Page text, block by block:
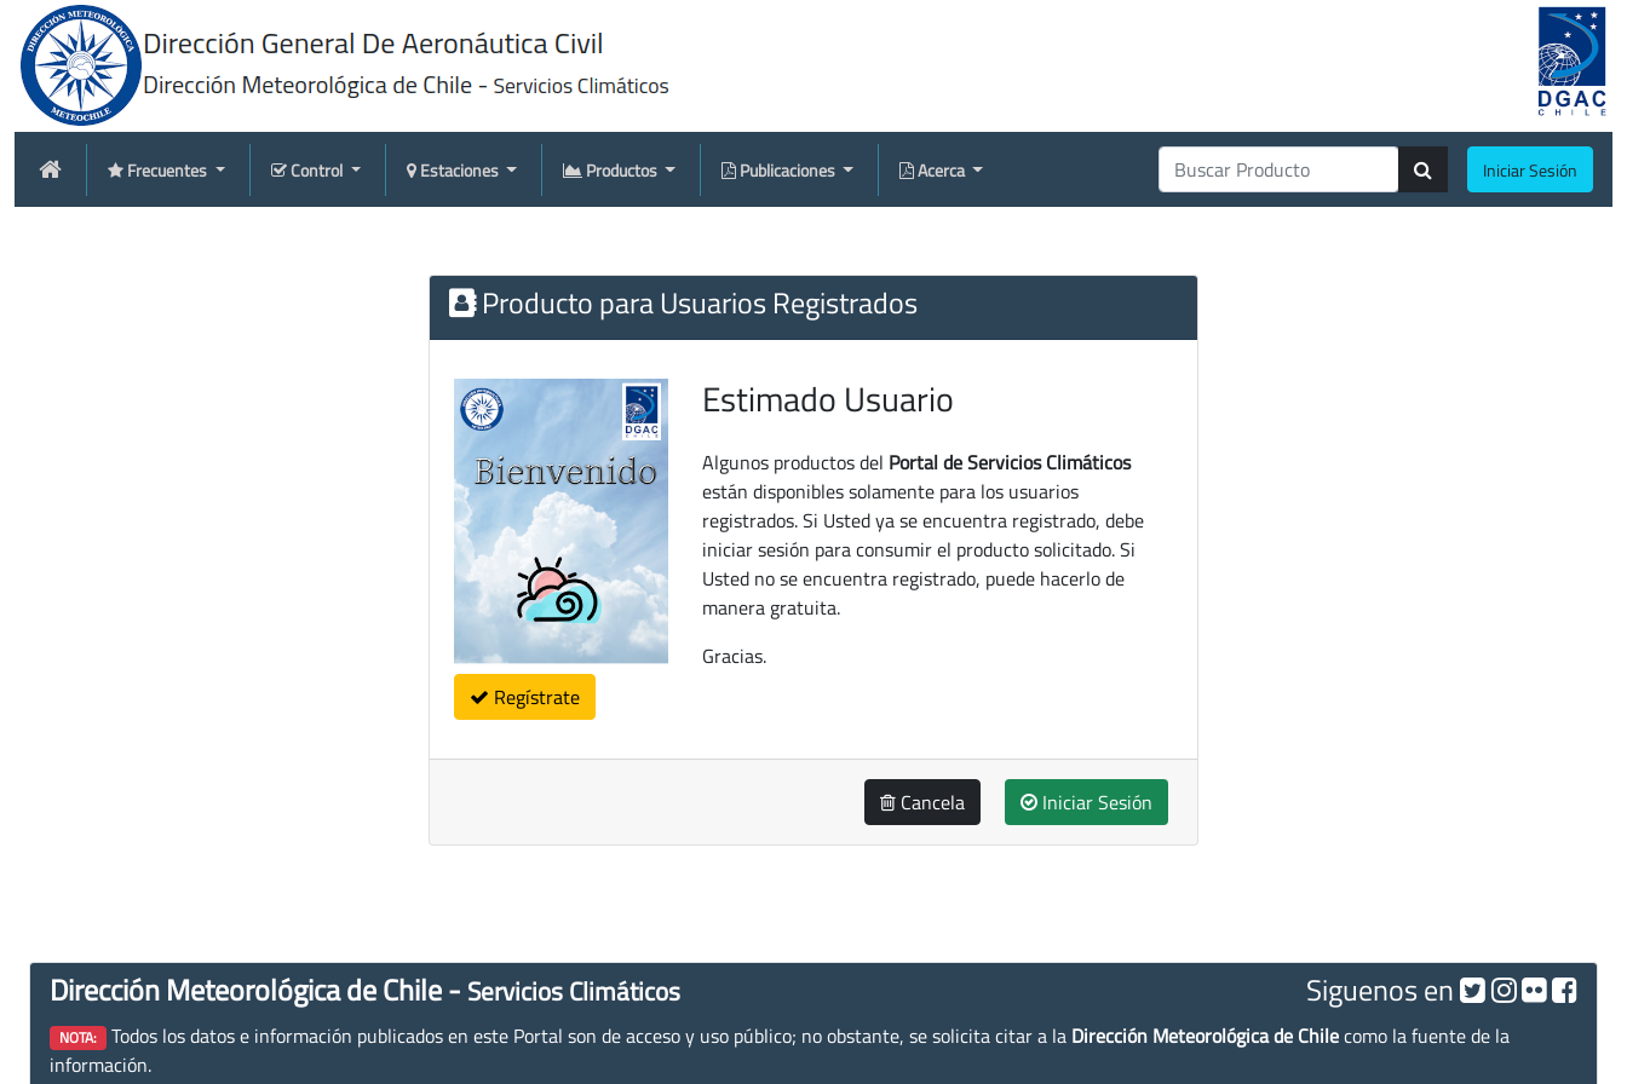
Frecuentes Control Estaciones Productos Publicaciones Acerca Iniciar Sesión
Producto para Usuarios Registrados
Regístrate
Estimado Usuario
Algunos productos del Portal de Servicios Climáticos
están disponibles solamente para los usuarios
registrados. Si Usted ya se encuentra registrado, debe
iniciar sesión para consumir el producto solicitado. Si
Usted no se encuentra registrado, puede hacerlo de
manera gratuita.
Gracias.
Cancela Iniciar Sesión
Dirección Meteorológica de Chile - Servicios Climáticos Siguenos en
NOTA: Todos los datos e información publicados en este Portal son de acceso y uso público; no obstante, se solicita citar a la Dirección Meteorológica de Chilecomo la fuente de la
información.